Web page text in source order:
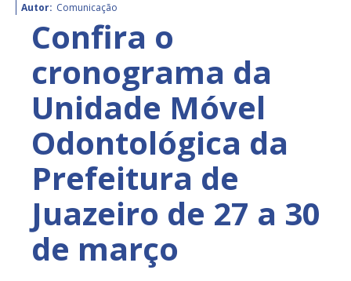
Autor: Comunicação
Confira o
cronograma da
Unidade Móvel
Odontológica da
Prefeitura de
Juazeiro de 27 a 30
de março